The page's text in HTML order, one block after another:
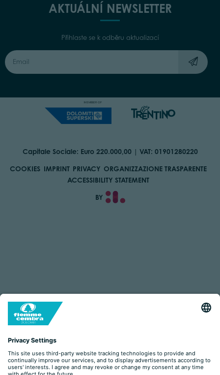
AKTUÁLNÍ NEWSLETTER
Přihlaste se k odběru aktualizací
Capitale Sociale: Euro 220.000,00 | VAT: 01901280220
COOKIES IMPRINT PRIVACY ORGANIZZAZIONE TRASPARENTE
ACCESSIBILITY STATEMENT
BY